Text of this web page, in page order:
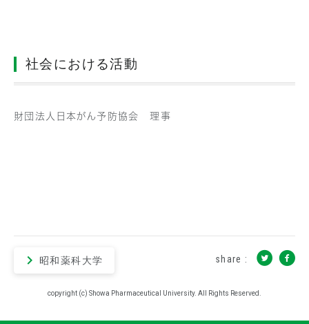
社会における活動
財団法人日本がん予防協会 理事
昭和薬科大学 share :
copyright (c) Showa Pharmaceutical University. All Rights Reserved.